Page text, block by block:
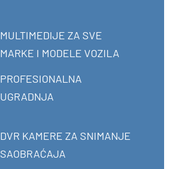
MULTIMEDIJE ZA SVE
MARKE I MODELE VOZILA
PROFESIONALNA
UGRADNJA
DVR KAMERE ZA SNIMANJE
SAOBRAĆAJA